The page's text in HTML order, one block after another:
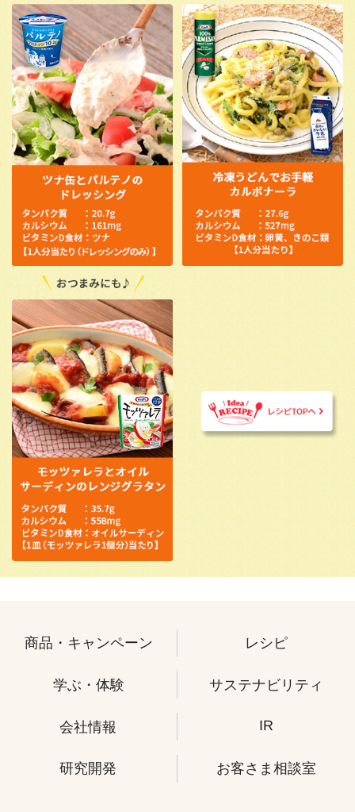
商品・キャンペーン レシピ
学ぶ・体験 サステナビリティ
会社情報 IR
研究開発 お客さま相談室